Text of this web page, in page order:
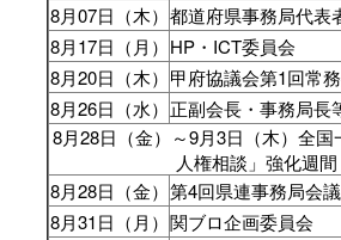
8月07日（木） 都道府県事務局代表
8月17日（月） HP・ICT委員会
8月20日（木） 甲府協議会第1回常
8月26日（水） 正副会長・事務局長
8月28日（金）～9月3日（木）全
人権相談」強化週間
8月28日（金） 第4回県連事務局会議
8月31日（月） 関ブロ企画委員会